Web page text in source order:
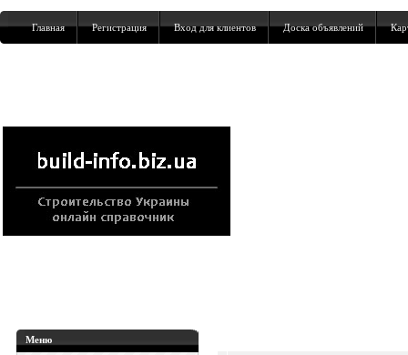
Главная Регистрация Вход для клиентов Доска объявлений
Меню